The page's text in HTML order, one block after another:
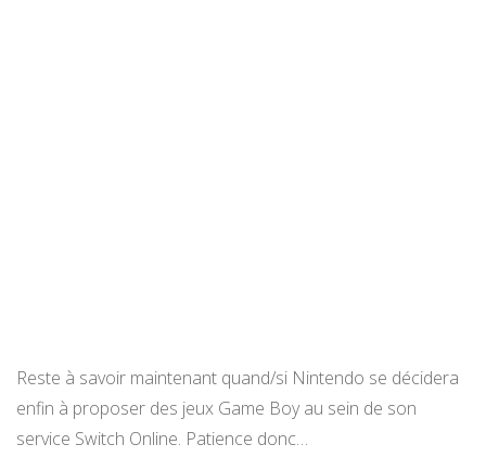
Reste à savoir maintenant quand/si Nintendo se décidera
enfin à proposer des jeux Game Boy au sein de son
service Switch Online. Patience donc…